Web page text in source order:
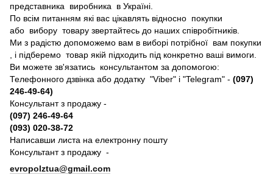
представника виробника в Україні.
По всім питанням які вас цікавлять відносно покупки
або вибору товару звертайтесь до наших співробітників.
Ми з радістю допоможемо вам в виборі потрібної вам покупки
, і підберемо товар якій підходить під конкретно ваші вимоги.
Ви можете зв'язатись консультантом за допомогою:
Телефонного дзвінка або додатку "Viber" і "Telegram" - (097)
246-49-64)
Консультант з продажу -
(097) 246-49-64
(093) 020-38-72
Написавши листа на електронну пошту
Консультант з продажу -
evropolztua@gmail.com